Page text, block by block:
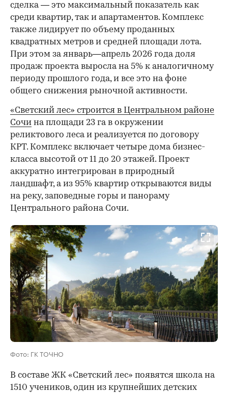
сделка — это максимальный показатель как
среди квартир, так и апартаментов. Комплекс
также лидирует по объему проданных
квадратных метров и средней площади лота.
При этом за январь—апрель 2026 года доля
продаж проекта выросла на 5% к аналогичному
периоду прошлого года, и все это на фоне
общего снижения рыночной активности.
«Светский лес» строится в Центральном районе
Сочи на площади 23 га в окружении
реликтового леса и реализуется по договору
КРТ. Комплекс включает четыре дома бизнес-
класса высотой от 11 до 20 этажей. Проект
аккуратно интегрирован в природный
ландшафт, а из 95% квартир открываются виды
на реку, заповедные горы и панораму
Центрального района Сочи.
Фото: ГК ТОЧНО
В составе ЖК «Светский лес» появятся школа на
1510 учеников, один из крупнейших детских